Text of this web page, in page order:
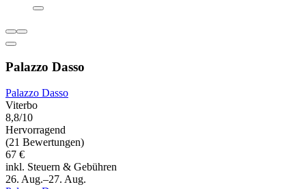
Palazzo Dasso
Palazzo Dasso
Viterbo
8,8/10
Hervorragend
(21 Bewertungen)
67 €
inkl. Steuern & Gebühren
26. Aug.–27. Aug.